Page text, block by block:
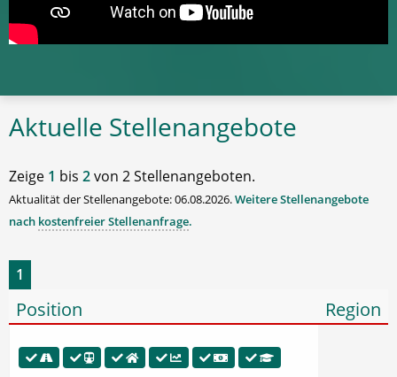
Aktuelle Stellenangebote
Zeige 1 bis 2von 2 Stellenangeboten.
Aktualität der Stellenangebote: 06.08.2026.Weitere Stellenangebote
nach kostenfreier Stellenanfrage.
1
Position Region